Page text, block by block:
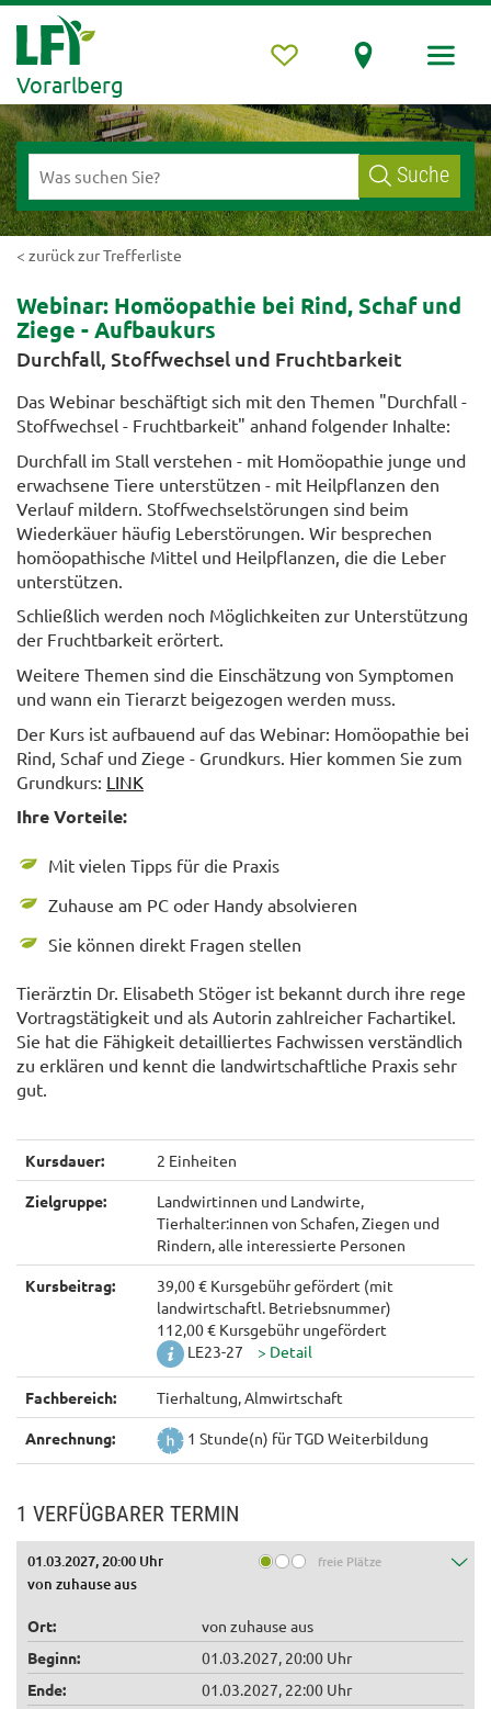
Vorarlberg
Suche
< zurück zur Trefferliste
Webinar: Homöopathie bei Rind, Schaf und
Ziege - Aufbaukurs
Durchfall, Stoffwechsel und Fruchtbarkeit
Das Webinar beschäftigt sich mit den Themen "Durchfall -
Stoffwechsel - Fruchtbarkeit" anhand folgender Inhalte:
Durchfall im Stall verstehen - mit Homöopathie junge und
erwachsene Tiere unterstützen - mit Heilpflanzen den
Verlauf mildern. Stoffwechselstörungen sind beim
Wiederkäuer häufig Leberstörungen. Wir besprechen
homöopathische Mittel und Heilpflanzen, die die Leber
unterstützen.
Schließlich werden noch Möglichkeiten zur Unterstützung
der Fruchtbarkeit erörtert.
Weitere Themen sind die Einschätzung von Symptomen
und wann ein Tierarzt beigezogen werden muss.
Der Kurs ist aufbauend auf das Webinar: Homöopathie bei
Rind, Schaf und Ziege - Grundkurs. Hier kommen Sie zum
Grundkurs: LINK
Ihre Vorteile:
Mit vielen Tipps für die Praxis
Zuhause am PC oder Handy absolvieren
Sie können direkt Fragen stellen
Tierärztin Dr. Elisabeth Stöger ist bekannt durch ihre rege
Vortragstätigkeit und als Autorin zahlreicher Fachartikel.
Sie hat die Fähigkeit detailliertes Fachwissen verständlich
zu erklären und kennt die landwirtschaftliche Praxis sehr
gut.
Kursdauer: 2 Einheiten
Zielgruppe:
Landwirtinnen und Landwirte,
Tierhalter:innen von Schafen, Ziegen und
Rindern, alle interessierte Personen
Kursbeitrag:
39,00 € Kursgebühr gefördert (mit
landwirtschaftl. Betriebsnummer)
112,00 € Kursgebühr ungefördert
LE23-27
Fachbereich: Tierhaltung, Almwirtschaft
Anrechnung: 1 Stunde(n) für TGD Weiterbildung
1 VERFÜGBARER TERMIN
01.03.2027, 20:00 Uhr freie Plätze
von zuhause aus
Ort:
von zuhause aus
Beginn:
01.03.2027, 20:00 Uhr
Ende:
01.03.2027, 22:00 Uhr